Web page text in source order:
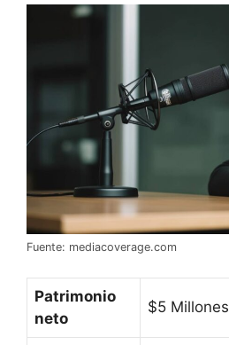
Fuente: mediacoverage.com
Patrimonio
neto
$5 Millones